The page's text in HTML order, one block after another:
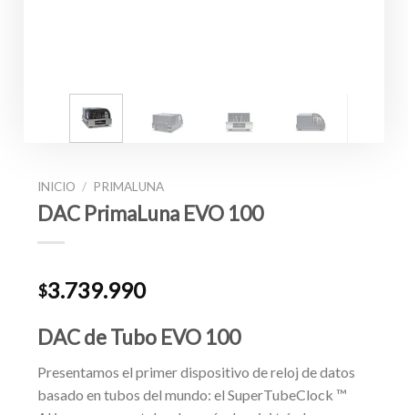
INICIO / PRIMALUNA
DAC PrimaLuna EVO 100
$3.739.990
DAC de Tubo EVO 100
Presentamos el primer dispositivo de reloj de datos
basado en tubos del mundo: el SuperTubeClock ™